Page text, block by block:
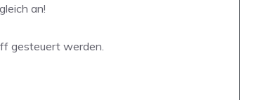
an!
gesteuert werden.